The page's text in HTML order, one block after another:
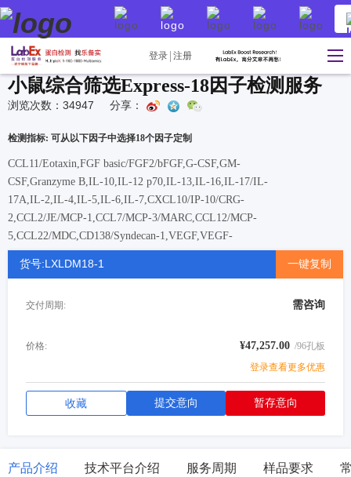
登录 注册
小鼠综合筛选Express-18因子检测服务
浏览次数：34947 分享：
检测指标: 可从以下因子中选择18个因子定制
CCL11/Eotaxin,FGF basic/FGF2/bFGF,G-CSF,GM-
CSF,Granzyme B,IL-10,IL-12 p70,IL-13,IL-16,IL-17/IL-
17A,IL-2,IL-4,IL-5,IL-6,IL-7,CXCL10/IP-10/CRG-
2,CCL2/JE/MCP-1,CCL7/MCP-3/MARC,CCL12/MCP-
5,CCL22/MDC,CD138/Syndecan-1,VEGF,VEGF-
R2/KDR/FLK1,Serpin E1/PAI-1,M-CSF,TIM-1/KIM-
1/HAVCR,Prolactin,PDGF-BB,Pancreatic
17E/IL-25,Haptoglobin,EGF,Dkk-1,Cystatin
21,Adiponectin/Acrp30,Resistin,CCL8/MCP-
D/CFD/Adipsin,Renin,FABP4/A-
FABP,uPAR,TWEAK/TNFSF12,TRANCE/TNFSF11/RANK
L,TNFRII/TNFRSF1B,TNFRI/TNFRSF1A,TIMP-
M/OSM,Nephrin,LDLR,IGF-I/IGF-1,IGFBP-3,IGFBP-
货号:LXLDM18-1 一键复制
交付周期: 需咨询
价格: ¥47,257.00 /96孔板
登录查看更多优惠
收藏 提交意向 暂存意向
产品介绍 技术平台介绍 服务周期 样品要求